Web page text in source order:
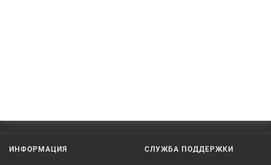
ИНФОРМАЦИЯ СЛУЖБА ПОДДЕРЖКИ